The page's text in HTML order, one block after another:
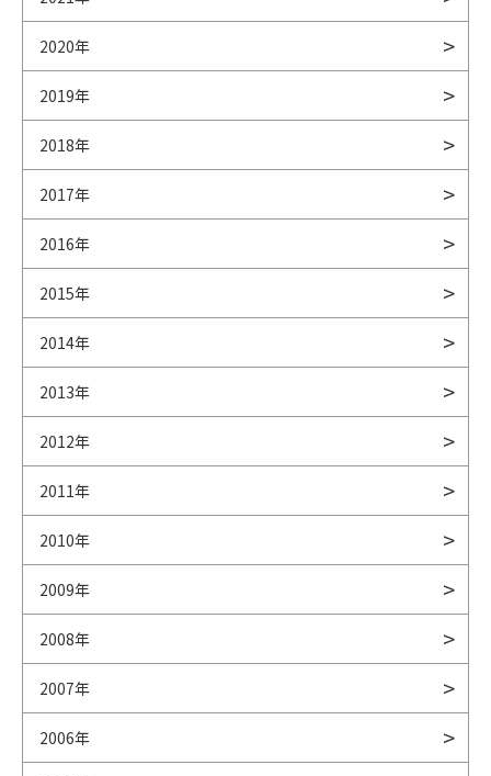
2020年
2019年
2018年
2017年
2016年
2015年
2014年
2013年
2012年
2011年
2010年
2009年
2008年
2007年
2006年